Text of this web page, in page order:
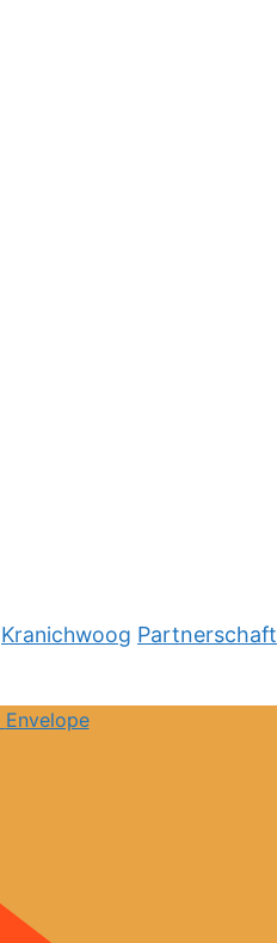
Kranichwoog Partnerschaft
Envelope